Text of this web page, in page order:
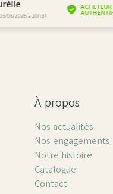
À propos
Nos actualités
Nos engagements
Notre histoire
Catalogue
Contact